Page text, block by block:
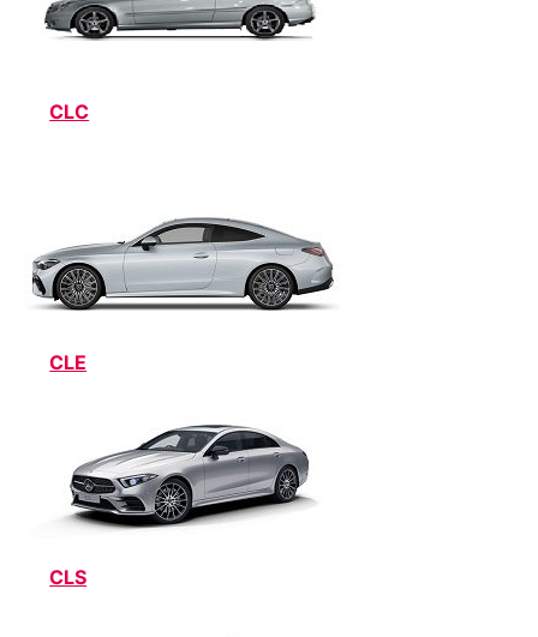
CLC
CLE
CLS